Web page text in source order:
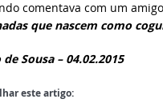
comentava com um
que nascem como
de Sousa – 04.02.2015
este artigo: